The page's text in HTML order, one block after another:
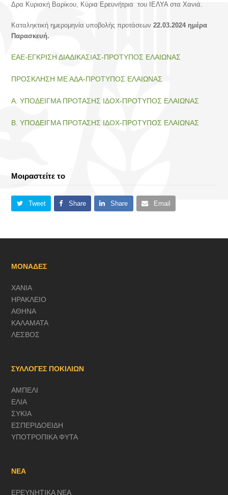
Δρα Κυριακή Βαρίκου, Κύρια Ερευνήτρια του ΙΕΛΥΑ στα Χανιά.
Καταληκτική ημερομηνία υποβολής προτάσεων22.03.2024 ημέρα
Παρασκευή.
ΕΑΕ-ΕΓΚΡΙΣΗ ΔΙΑΔΙΚΑΣΙΑΣ-ΠΡΟΤΥΠΟΣ ΕΛΑΙΩΝΑΣ
ΠΡΟΣΚΛΗΣΗ ΜΕ ΑΔΑ-ΠΡΟΤΥΠΟΣ ΕΛΑΙΩΝΑΣ
Α. ΥΠΟΔΕΙΓΜΑ ΠΡΟΤΑΣΗΣ ΙΔΟΧ-ΠΡΟΤΥΠΟΣ ΕΛΑΙΩΝΑΣ
Β. ΥΠΟΔΕΙΓΜΑ ΠΡΟΤΑΣΗΣ ΙΔΟΧ-ΠΡΟΤΥΠΟΣ ΕΛΑΙΩΝΑΣ
Μοιραστείτε το
Tweet Share Share Email
ΜΟΝΑΔΕΣ
ΧΑΝΙΑ
ΗΡΑΚΛΕΙΟ
ΑΘΗΝΑ
ΚΑΛΑΜΑΤΑ
ΛΕΣΒΟΣ
ΣΥΛΛΟΓΕΣ ΠΟΚΙΛΙΩΝ
ΑΜΠΕΛΙ
ΕΛΙΑ
ΣΥΚΙΑ
ΕΣΠΕΡΙΔΟΕΙΔΗ
ΥΠΟΤΡΟΠΙΚΑ ΦΥΤΑ
ΝΕΑ
ΕΡΕΥΝΗΤΙΚΑ ΝΕΑ